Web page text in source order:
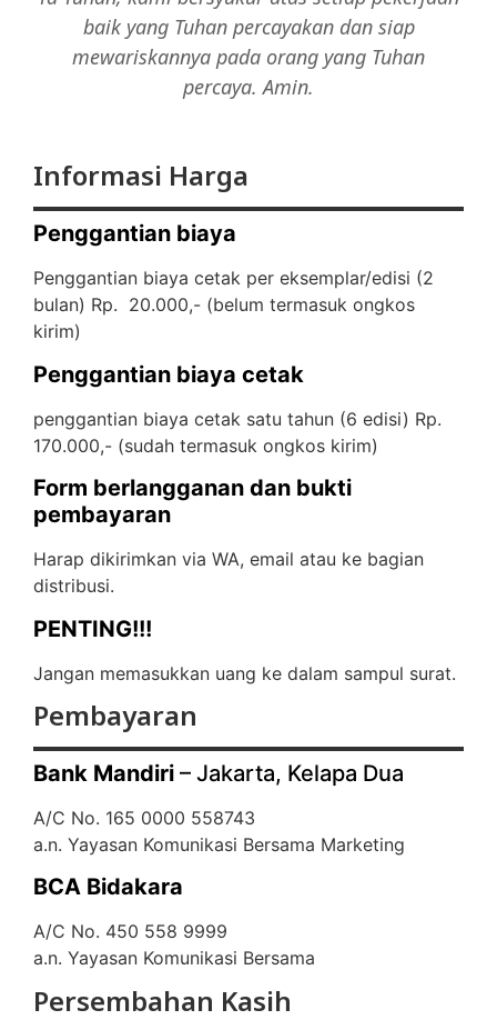
baik yang Tuhan percayakan dan siap
mewariskannya pada orang yang Tuhan
percaya. Amin.
Informasi Harga
Penggantian biaya
Penggantian biaya cetak per eksemplar/edisi (2
bulan) Rp. 20.000,- (belum termasuk ongkos
kirim)
Penggantian biaya cetak
penggantian biaya cetak satu tahun (6 edisi) Rp.
170.000,- (sudah termasuk ongkos kirim)
Form berlangganan dan bukti
pembayaran
Harap dikirimkan via WA, email atau ke bagian
distribusi.
PENTING!!!
Jangan memasukkan uang ke dalam sampul surat.
Pembayaran
Bank Mandiri – Jakarta, Kelapa Dua
A/C No. 165 0000 558743
a.n. Yayasan Komunikasi Bersama Marketing
BCA Bidakara
A/C No. 450 558 9999
a.n. Yayasan Komunikasi Bersama
Persembahan Kasih